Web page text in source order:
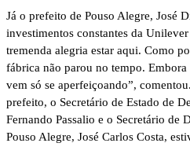
Já o prefeito de Pouso Alegre, José
investimentos constantes da
tremenda alegria estar aqui. Como
fábrica não parou no tempo. Embora
vem só se aperfeiçoando”,
prefeito, o Secretário de Estado de
Fernando Passalio e o Secretário de
Pouso Alegre, José Carlos Costa,